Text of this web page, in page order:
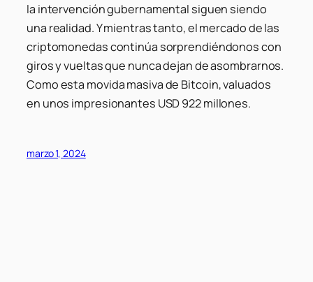
la intervención gubernamental siguen siendo
una realidad. Y mientras tanto, el mercado de las
criptomonedas continúa sorprendiéndonos con
giros y vueltas que nunca dejan de asombrarnos.
Como esta movida masiva de Bitcoin, valuados
en unos impresionantes USD 922 millones.
marzo 1, 2024